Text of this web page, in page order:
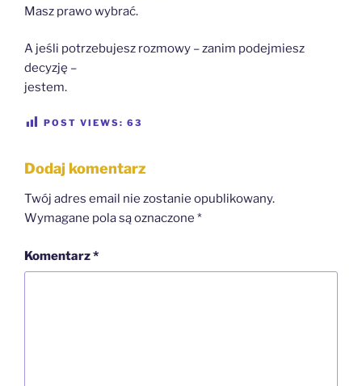
Masz prawo wybrać.
A jeśli potrzebujesz rozmowy – zanim podejmiesz
decyzję –
jestem.
POST VIEWS: 63
Dodaj komentarz
Twój adres email nie zostanie opublikowany.
Wymagane pola są oznaczone *
Komentarz*